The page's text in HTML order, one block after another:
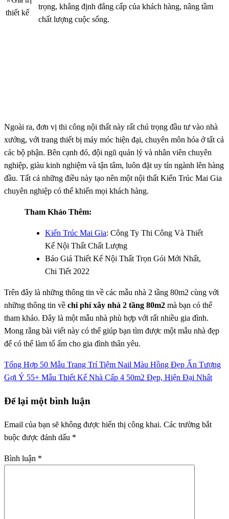
thiết kế
trọng, khẳng định đẳng cấp của khách hàng, nâng tầm
chất lượng cuộc sống.
Ngoài ra, đơn vị thi công nội thất này rất chú trọng đầu tư vào nhà
xưởng, với trang thiết bị máy móc hiện đại, chuyên môn hóa ở tất cả
các bộ phận. Bên cạnh đó, đội ngũ quản lý và nhân viên chuyên
nghiệp, giàu kinh nghiệm và tận tâm, luôn đặt uy tín ngành lên hàng
đầu. Tất cả những điều này tạo nên một nội thất Kiến Trúc Mai Gia
chuyên nghiệp có thể khiến mọi khách hàng.
Tham Khảo Thêm:
Kiến Trúc Mai Gia: Công Ty Thi Công Và Thiết
Kế Nội Thất Chất Lượng
Báo Giá Thiết Kế Nội Thất Trọn Gói Mới Nhất,
Chi Tiết 2022
Trên đây là những thông tin về các mẫu nhà 2 tầng 80m2 cùng với
những thông tin về chi phí xây nhà 2 tầng 80m2 mà bạn có thể
tham khảo. Đây là một mẫu nhà phù hợp với rất nhiều gia đình.
Mong rằng bài viết này có thể giúp bạn tìm được một mẫu nhà đẹp
để có thể làm tổ ấm cho gia đình thân yêu.
Tổng Hợp 50 Mẫu Trang Trí Tiệm Nail Màu Hồng Đẹp Ấn Tượng
Gợi Ý 55+ Mẫu Thiết Kế Nhà Cấp 4 50m2 Đẹp, Hiện Đại Nhất
Để lại một bình luận
Email của bạn sẽ không được hiển thị công khai. Các trường bắt
buộc được đánh dấu *
Bình luận *